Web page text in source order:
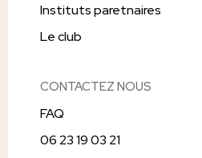
Instituts paretnaires
Le club
CONTACTEZ NOUS
FAQ
06 23 19 03 21